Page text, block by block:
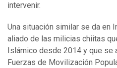
intervenir.
Una situación similar se da en
aliado de las milicias chiitas
Islámico desde 2014 y que se
Fuerzas de Movilización